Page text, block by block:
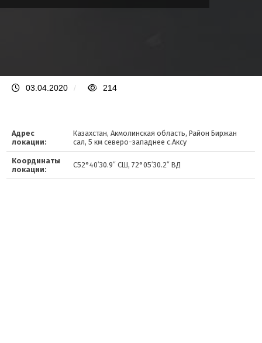
03.04.2020 / 214
Адрес
локации:
Казахстан, Акмолинская область, Район Биржан
сал, 5 км северо-западнее с.Аксу
Координаты
локации:
С52°40′30.9″ СШ, 72°05′30.2″ ВД